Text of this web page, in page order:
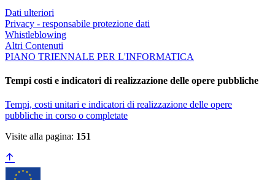
Dati ulteriori
Privacy - responsabile protezione dati
Whistleblowing
Altri Contenuti
PIANO TRIENNALE PER L'INFORMATICA
Tempi costi e indicatori di realizzazione delle opere pubbliche
Tempi, costi unitari e indicatori di realizzazione delle opere
pubbliche in corso o completate
Visite alla pagina: 151